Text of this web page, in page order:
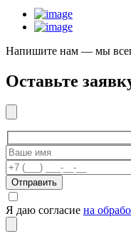
Напишите нам — мы
Оставьте
Отправить
Я даю согласие на